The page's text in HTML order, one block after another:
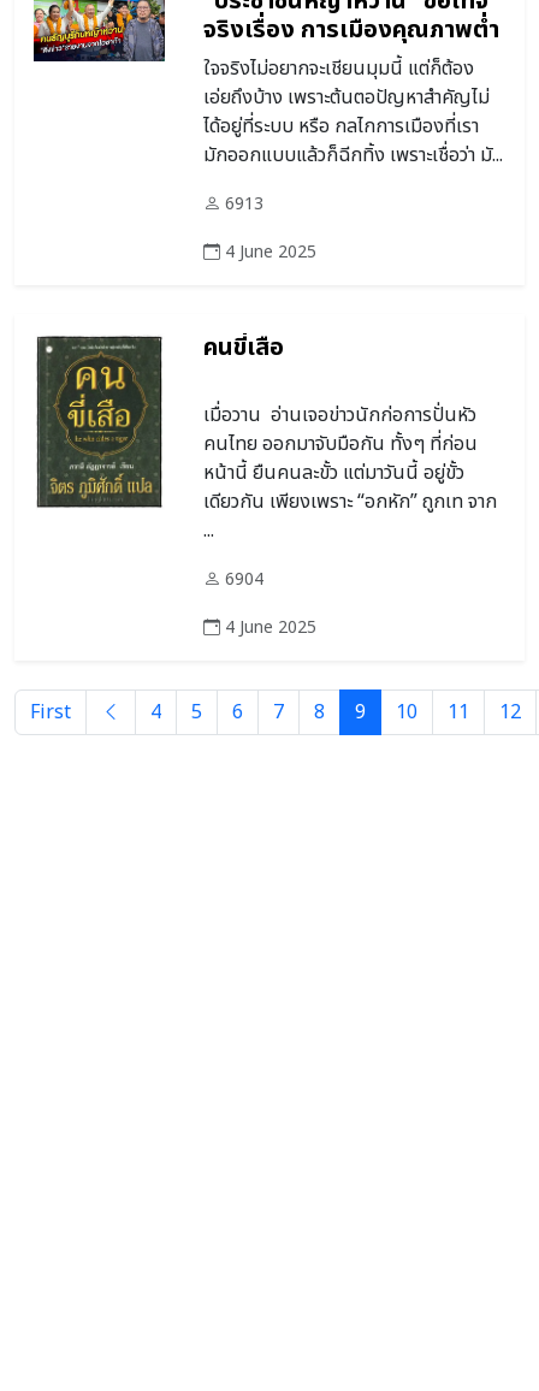
จริงเรื่อง การเมืองคุณภาพต่ำ
ใจจริงไม่อยากจะเชียนมุมนี้ แต่ก็ต้อง
เอ่ยถึงบ้าง เพราะต้นตอปัญหาสำคัญไม่
ได้อยู่ที่ระบบ หรือ กลไกการเมืองที่เรา
มักออกแบบแล้วก็ฉีกทิ้ง เพราะเชื่อว่า มั...
6913
4 June 2025
คนขี่เสือ
เมื่อวาน อ่านเจอข่าวนักก่อการปั่นหัว
คนไทย ออกมาจับมือกัน ทั้งๆ ที่ก่อน
หน้านี้ ยืนคนละขั้ว แต่มาวันนี้ อยู่ขั้ว
เดียวกัน เพียงเพราะ “อกหัก” ถูกเท จาก
...
6904
4 June 2025
First 4 5 6 7 8 9 10 11 12